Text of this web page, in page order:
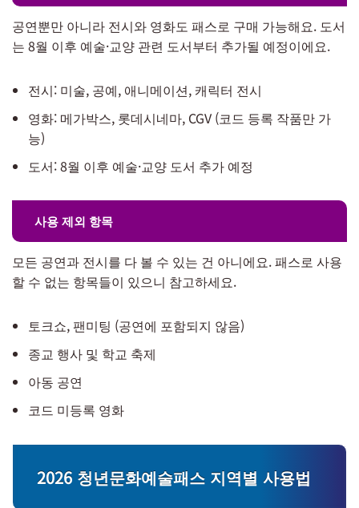
공연뿐만 아니라 전시와 영화도 패스로 구매 가능해요. 도서
는 8월 이후 예술·교양 관련 도서부터 추가될 예정이에요.
전시: 미술, 공예, 애니메이션, 캐릭터 전시
영화: 메가박스, 롯데시네마, CGV (코드 등록 작품만 가
능)
도서: 8월 이후 예술·교양 도서 추가 예정
사용 제외 항목
모든 공연과 전시를 다 볼 수 있는 건 아니에요. 패스로 사용
할 수 없는 항목들이 있으니 참고하세요.
토크쇼, 팬미팅 (공연에 포함되지 않음)
종교 행사 및 학교 축제
아동 공연
코드 미등록 영화
2026 청년문화예술패스 지역별 사용법